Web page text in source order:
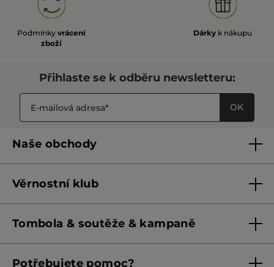
Podmínky vrácení
zboží
Dárky k nákupu
Přihlaste se k odběru newsletteru:
OK
Naše obchody
Franšízing
Věrnostní klub
Pravidla věrnostního klubu od 1. 6. 2026
Tombola & soutěže & kampaně
Potřebujete pomoc?